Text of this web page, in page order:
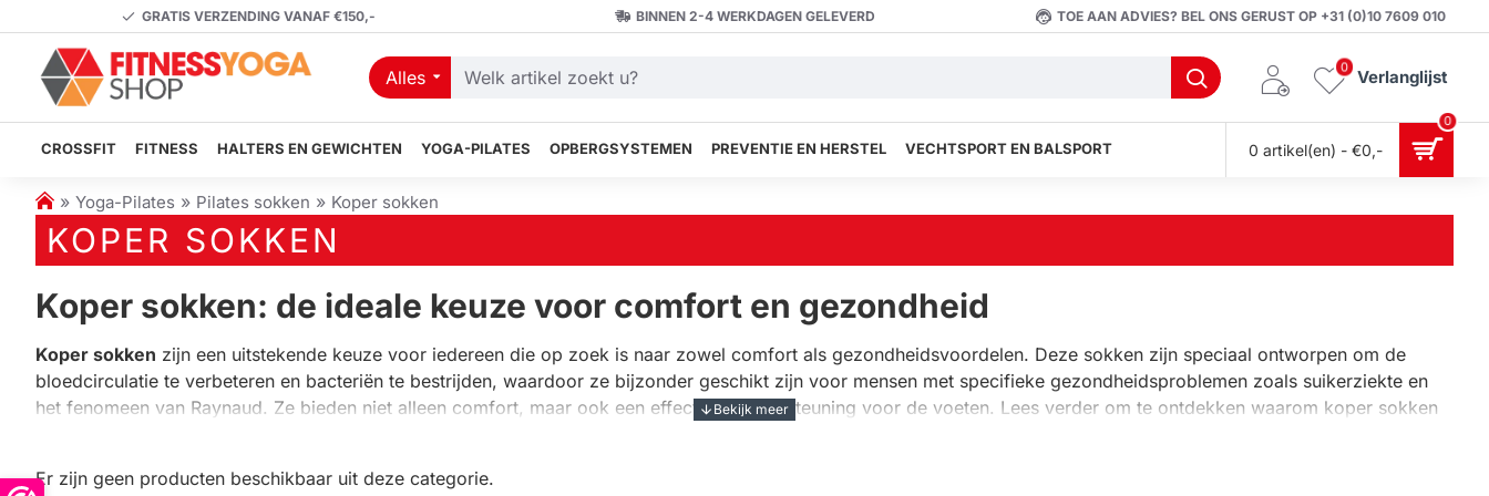
GRATIS VERZENDING VANAF €150,- BINNEN 2-4 WERKDAGEN GELEVERD TOE AAN ADVIES? BEL ONS GERUST OP +31 (0)10 7609 010
Alles
Welk
zoekt
Verlanglijst
0
CROSSFIT FITNESS HALTERS EN GEWICHTEN YOGA-PILATES OPBERGSYSTEMEN PREVENTIE EN HERSTEL VECHTSPORT EN BALSPORT 0 artikel(en) - €0,-
0
h
o
m
Yoga-Pilates Pilates sokken Koper sokken
KOPER SOKKEN
Koper sokken: de ideale keuze voor comfort en gezondheid
Koper sokken zijn een uitstekende keuze voor iedereen die op zoek is naar zowel comfort als gezondheidsvoordelen. Deze sokken zijn speciaal ontworpen om de
bloedcirculatie te verbeteren en bacteriën te bestrijden, waardoor ze bijzonder geschikt zijn voor mensen met specifieke gezondheidsproblemen zoals suikerziekte en
het fenomeen van Raynaud. Ze bieden niet alleen comfort, maar ook een effectieve ondersteuning voor de voeten. Lees verder om te ontdekken waarom koper sokken
Voordelen en kenmerken van koper sokken
Er zijn geen producten beschikbaar uit deze categorie.